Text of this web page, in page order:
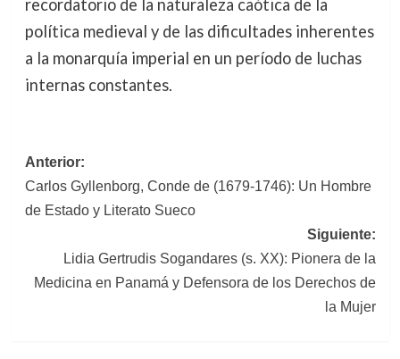
recordatorio de la naturaleza caótica de la
política medieval y de las dificultades inherentes
a la monarquía imperial en un período de luchas
internas constantes.
Navegación
de
entradas
Anterior:
Carlos Gyllenborg, Conde de (1679-1746): Un Hombre
de Estado y Literato Sueco
Siguiente:
Lidia Gertrudis Sogandares (s. XX): Pionera de la
Medicina en Panamá y Defensora de los Derechos de
la Mujer